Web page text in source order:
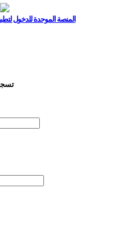
المنصة الموحدة للدخول